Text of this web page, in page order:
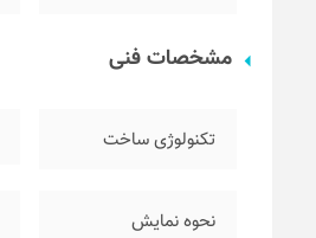
مشخصات فنی
تکنولوژی ساخت
نحوه نمایش